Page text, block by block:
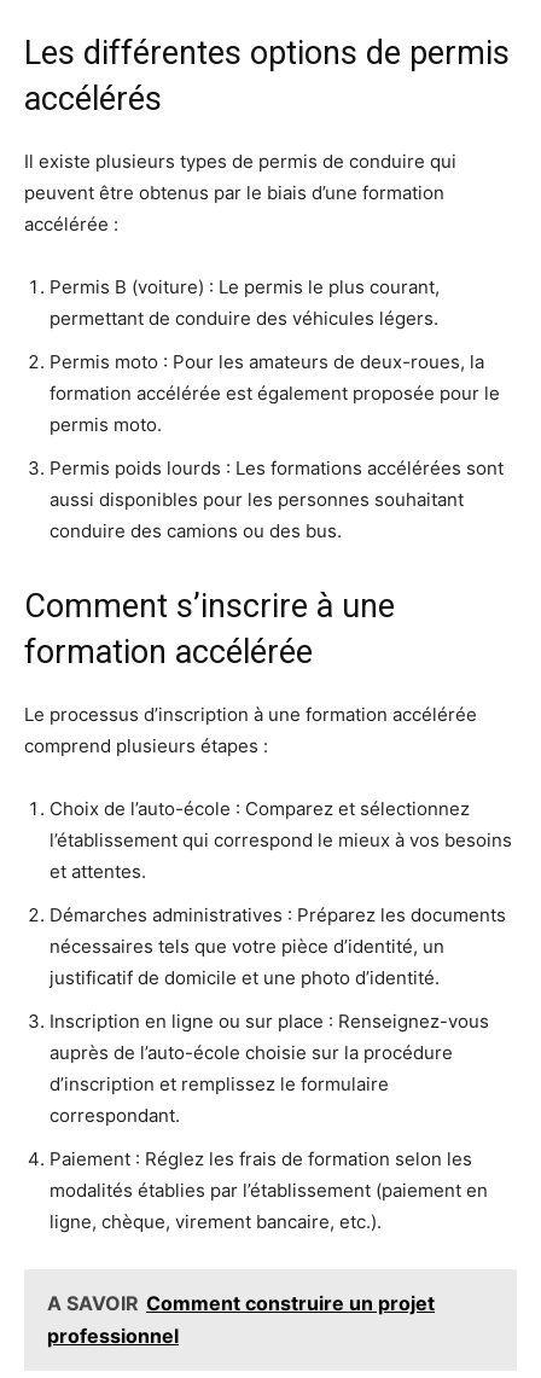
Les différentes options de permis
accélérés
Il existe plusieurs types de permis de conduire qui
peuvent être obtenus par le biais d’une formation
accélérée :
Permis B (voiture) : Le permis le plus courant,
permettant de conduire des véhicules légers.
Permis moto : Pour les amateurs de deux-roues, la
formation accélérée est également proposée pour le
permis moto.
Permis poids lourds : Les formations accélérées sont
aussi disponibles pour les personnes souhaitant
conduire des camions ou des bus.
Comment s’inscrire à une
formation accélérée
Le processus d’inscription à une formation accélérée
comprend plusieurs étapes :
Choix de l’auto-école : Comparez et sélectionnez
l’établissement qui correspond le mieux à vos besoins
et attentes.
Démarches administratives : Préparez les documents
nécessaires tels que votre pièce d’identité, un
justificatif de domicile et une photo d’identité.
Inscription en ligne ou sur place : Renseignez-vous
auprès de l’auto-école choisie sur la procédure
d’inscription et remplissez le formulaire
correspondant.
Paiement : Réglez les frais de formation selon les
modalités établies par l’établissement (paiement en
ligne, chèque, virement bancaire, etc.).
A SAVOIR Comment construire un projet
professionnel